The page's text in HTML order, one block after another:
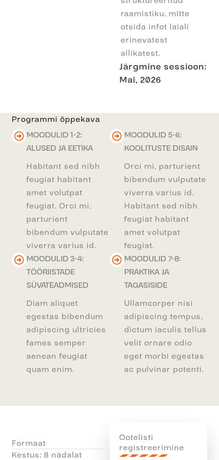
raamistiku, mitte
otsida infot laiali
erinevatest
allikatest.
Järgmine sessioon:
Mai, 2026
Programmi õppekava
MOODULID 1-2:
ALUSED JA EETIKA
Habitant sed nibh
feugiat habitant
amet volutpat
feugiat. Orci mi,
parturient
bibendum vulputate
viverra varius id.
MOODULID 3-4:
TÖÖRIISTADE
SÜVATEADMISED
Diam aliquet
egestas bibendum
adipiscing ultricies
fames semper
aenean feugiat
quam enim.
MOODULID 5-6:
KOOLITUSTE DISAIN
Orci mi, parturient
bibendum vulputate
viverra varius id.
Habitant sed nibh
feugiat habitant
amet volutpat
feugiat.
MOODULID 7-8:
PRAKTIKA JA
TAGASISIDE
Ullamcorper nisi
adipiscing tempus,
dictum iaculis tellus
velit ornare odio
eget morbi egestas
ac pulvinar potenti.
Ootelisti
registreerimine
Formaat
Kestus: 8 nädalat